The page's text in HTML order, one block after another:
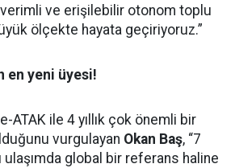
ve erişilebilir otonom toplu
ölçekte hayata geçiriyoruz.”
en yeni üyesi!
ATAK ile 4 yıllık çok önemli bir
vurgulayan Okan Baş, “7
ulaşımda global bir referans haline